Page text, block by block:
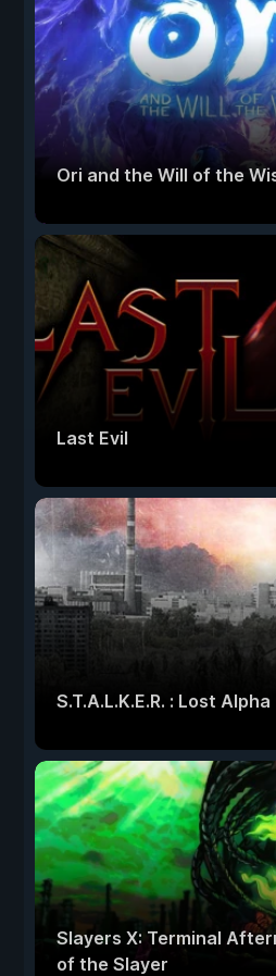
Ori and the Will of the
Last Evil
S.T.A.L.K.E.R. : Lost Alpha
Slayers X: Terminal
of the Slayer